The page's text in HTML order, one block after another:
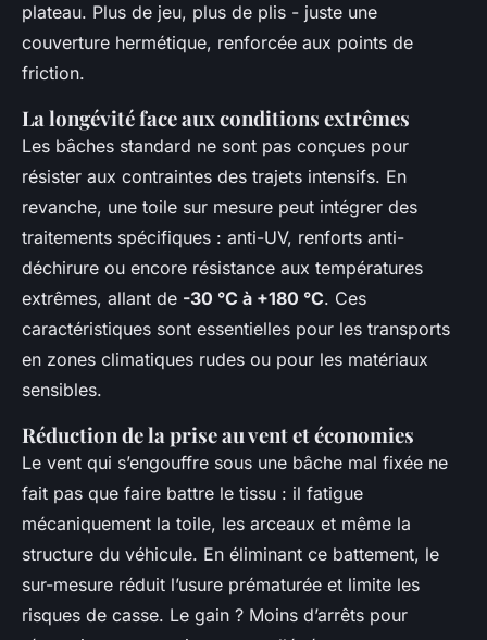
plateau. Plus de jeu, plus de plis - juste une
couverture hermétique, renforcée aux points de
friction.
La longévité face aux conditions extrêmes
Les bâches standard ne sont pas conçues pour
résister aux contraintes des trajets intensifs. En
revanche, une toile sur mesure peut intégrer des
traitements spécifiques : anti-UV, renforts anti-
déchirure ou encore résistance aux températures
extrêmes, allant de -30 °C à +180 °C. Ces
caractéristiques sont essentielles pour les transports
en zones climatiques rudes ou pour les matériaux
sensibles.
Réduction de la prise au vent et économies
Le vent qui s’engouffre sous une bâche mal fixée ne
fait pas que faire battre le tissu : il fatigue
mécaniquement la toile, les arceaux et même la
structure du véhicule. En éliminant ce battement, le
sur-mesure réduit l’usure prématurée et limite les
risques de casse. Le gain ? Moins d’arrêts pour